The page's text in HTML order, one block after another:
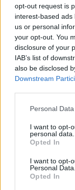
opt-out request is
interest-based
us or personal
your opt-out. You
disclosure of your
IAB’s list of
also be disclosed
Downstream
Personal
I want to opt-
personal data.
Opted In
I want to opt-
Personal Data.
Opted In